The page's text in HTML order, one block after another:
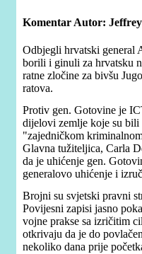
Komentar Autor:
Odbjegli hrvatski general
borili i ginuli za hrvatsku
ratne zločine za bivšu
ratova.
Protiv gen. Gotovine je
dijelovi zemlje koje su
"zajedničkom
Glavna tužiteljica, Carla
da je uhićenje gen.
generalovo uhićenje i
Brojni su svjetski pravni
Povijesni zapisi jasno
vojne prakse sa izričitim
otkrivaju da je do
nekoliko dana prije